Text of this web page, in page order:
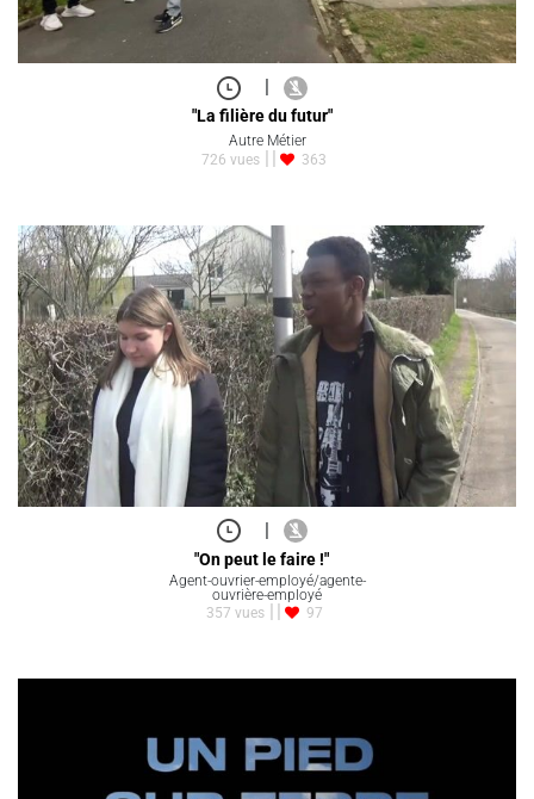
|
"La filière du futur"
Autre Métier
726 vues
363
|
"On peut le faire !"
Agent-ouvrier-employé/agente-
ouvrière-employé
357 vues
97